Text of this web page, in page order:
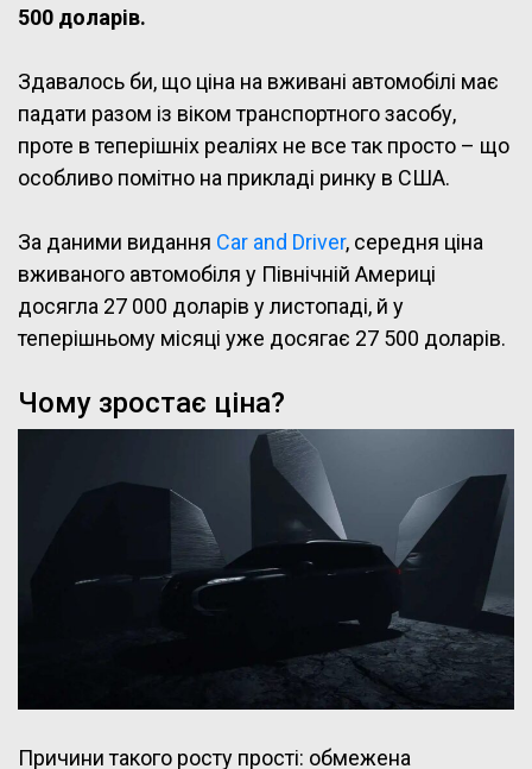
500 доларів.
Здавалось би, що ціна на вживані автомобілі має
падати разом із віком транспортного засобу,
проте в теперішніх реаліях не все так просто – що
особливо помітно на прикладі ринку в США.
За даними видання Car and Driver, середня ціна
вживаного автомобіля у Північній Америці
досягла 27 000 доларів у листопаді, й у
теперішньому місяці уже досягає 27 500 доларів.
Чому зростає ціна?
Причини такого росту прості: обмежена